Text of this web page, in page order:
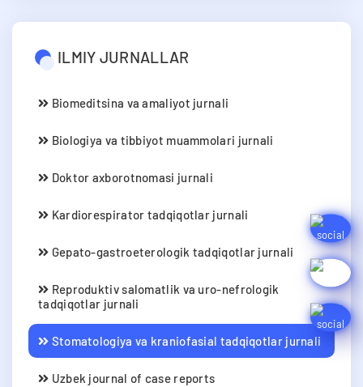
ILMIY JURNALLAR
Biomeditsina va amaliyot jurnali
Biologiya va tibbiyot muammolari jurnali
Doktor axborotnomasi jurnali
Kardiorespirator tadqiqotlar jurnali
Gepato-gastroeterologik tadqiqotlar jurnali
Reproduktiv salomatlik va uro-nefrologik
tadqiqotlar jurnali
Stomatologiya va kraniofasial tadqiqotlar jurnali
Uzbek journal of case reports